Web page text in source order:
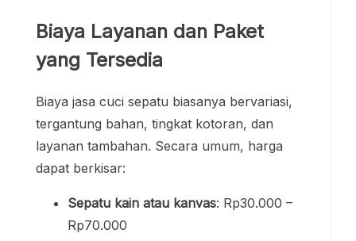
Biaya Layanan dan Paket
yang Tersedia
Biaya jasa cuci sepatu biasanya bervariasi,
tergantung bahan, tingkat kotoran, dan
layanan tambahan. Secara umum, harga
dapat berkisar:
Sepatu kain atau kanvas: Rp30.000 –
Rp70.000